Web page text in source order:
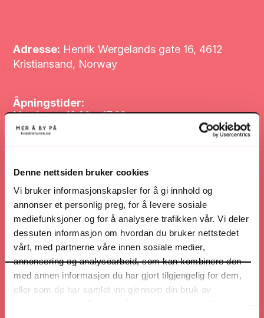
Denne nettsiden bruker cookies
Vi bruker informasjonskapsler for å gi innhold og
annonser et personlig preg, for å levere sosiale
mediefunksjoner og for å analysere trafikken vår. Vi deler
dessuten informasjon om hvordan du bruker nettstedet
vårt, med partnerne våre innen sosiale medier,
annonsering og analysearbeid, som kan kombinere den
med annen informasjon du har gjort tilgjengelig for dem,
eller som de har samlet inn gjennom din bruk av
Adresse: Henrik Wergelands gate 16, 4612
Kristiansand, Norway
Åpningstider:
Mandag 10:00 -17:00
Tirsdag
Onsdag
Lørdag
10:00 -16:00
Telefonnummer: +47 40 02 77 53
Nettsted: infografikk.no/
Nettsted